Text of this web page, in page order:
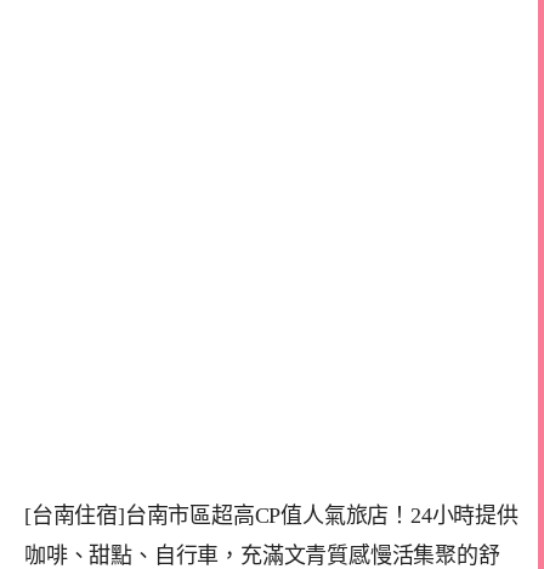
[台南住宿]台南市區超高CP值人氣旅店！24小時提供
咖啡、甜點、自行車，充滿文青質感慢活集聚的舒